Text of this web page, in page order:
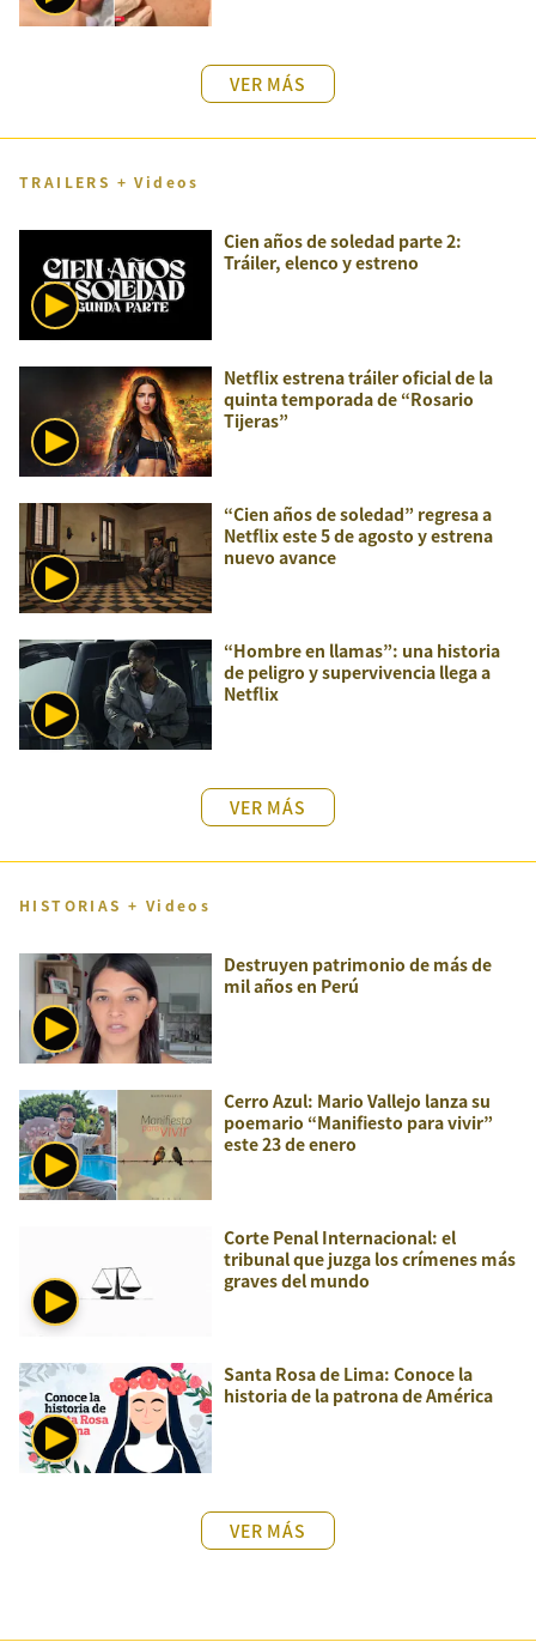
VER MÁS
TRAILERS + Videos
Cien años de soledad parte 2:
Tráiler, elenco y estreno
Netflix estrena tráiler oficial de la
quinta temporada de “Rosario
Tijeras”
“Cien años de soledad” regresa a
Netflix este 5 de agosto y estrena
nuevo avance
“Hombre en llamas”: una historia
de peligro y supervivencia llega a
Netflix
VER MÁS
HISTORIAS + Videos
Destruyen patrimonio de más de
mil años en Perú
Cerro Azul: Mario Vallejo lanza su
poemario “Manifiesto para vivir”
este 23 de enero
Corte Penal Internacional: el
tribunal que juzga los crímenes más
graves del mundo
Santa Rosa de Lima: Conoce la
historia de la patrona de América
VER MÁS